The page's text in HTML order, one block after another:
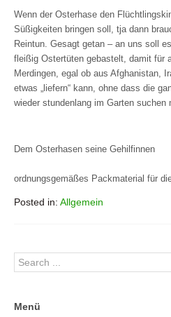
Wenn der Osterhase den
Süßigkeiten bringen soll, tja dann
Reintun. Gesagt getan – an uns soll
fleißig Ostertüten gebastelt, damit für
Merdingen, egal ob aus Afghanistan,
etwas „liefern“ kann, ohne dass die
wieder stundenlang im Garten suchen
Dem Osterhasen seine Gehilfinnen
ordnungsgemäßes Packmaterial für
Posted in: Allgemein
Menü